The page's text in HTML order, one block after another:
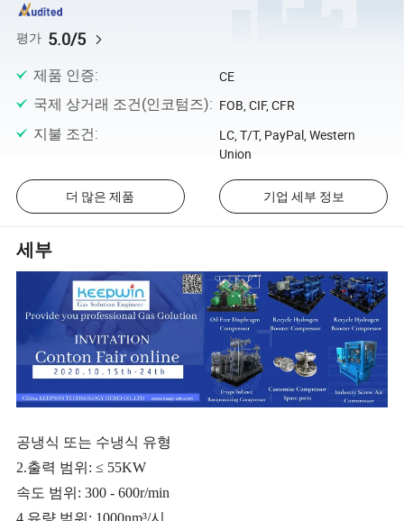
평가 5.0/5
제품 인증: CE
국제 상거래 조건(인코텀즈): FOB, CIF, CFR
지불 조건:
LC, T/T, PayPal, Western
Union
더 많은 제품 기업 세부 정보
세부
공냉식 또는 수냉식 유형
2.출력 범위: ≤ 55KW
속도 범위: 300 - 600r/min
4.유량 범위: 1000nm³/시